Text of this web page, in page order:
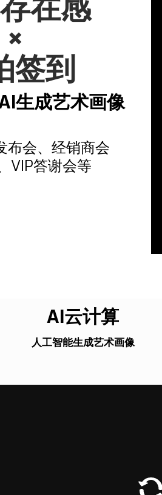
在感
×
签到
生成艺术画像
布会、经销商会
VIP答谢会等
AI云计算
人工智能生成艺术画像